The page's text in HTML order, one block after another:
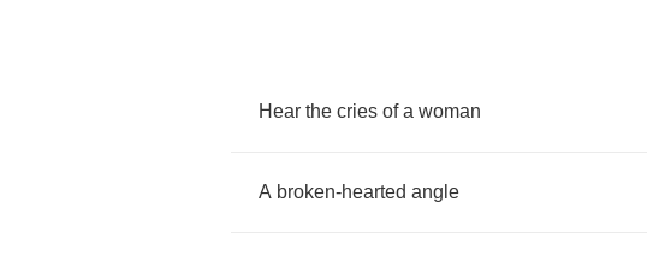
Hear the cries of a woman
A broken-hearted angle